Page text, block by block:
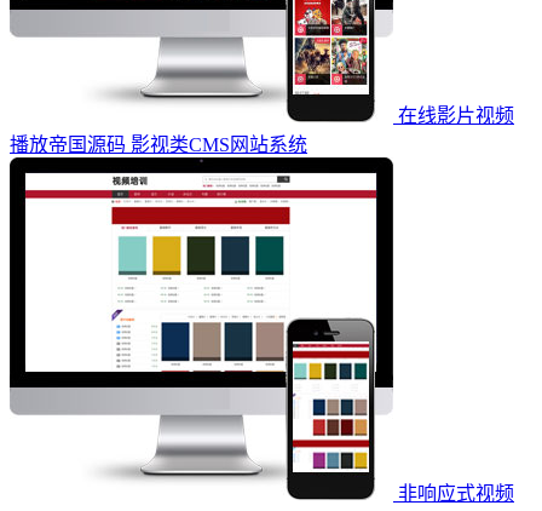
在线影片视频
播放帝国源码 影视类CMS网站系统
非响应式视频